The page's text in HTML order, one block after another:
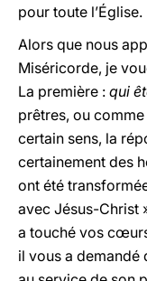
pour toute l’Église.
Alors que nous
Miséricorde, je
La première : qui
prêtres, ou
certain sens, la
certainement des
ont été
avec Jésus-Christ
a touché vos
il vous a demandé